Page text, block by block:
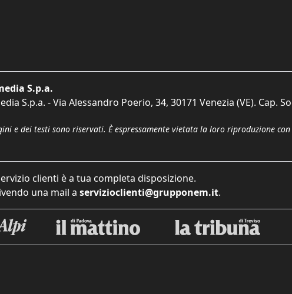
S.p.a.
S.p.a. - Via Alessandro Poerio, 34, 30171 Venezia (VE). Cap.
e dei testi sono riservati. È espressamente vietata la loro riproduzione
clienti è a tua completa disposizione.
una mail a servizioclienti@grupponem.it.